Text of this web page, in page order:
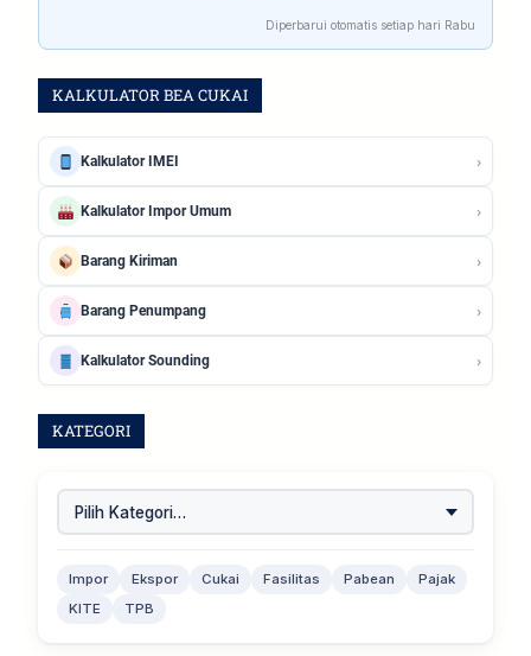
Diperbarui otomatis setiap hari Rabu
KALKULATOR BEA CUKAI
Kalkulator IMEI ›
Kalkulator Impor Umum ›
Barang Kiriman ›
Barang Penumpang ›
Kalkulator Sounding ›
KATEGORI
Impor Ekspor Cukai Fasilitas Pabean
Pajak
KITE
TPB